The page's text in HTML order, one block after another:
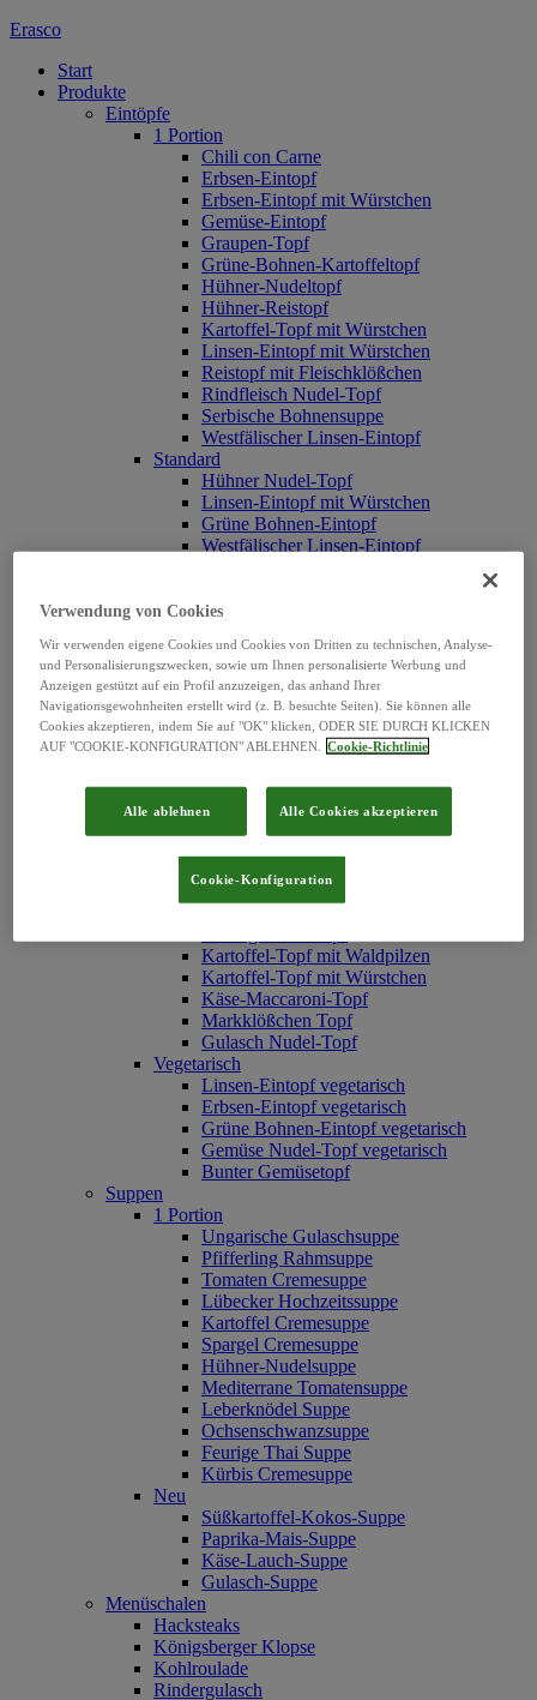
Erasco
Start
Produkte
Eintöpfe
1 Portion
Chili con Carne
Erbsen-Eintopf
Erbsen-Eintopf mit Würstchen
Gemüse-Eintopf
Graupen-Topf
Grüne-Bohnen-Kartoffeltopf
Hühner-Nudeltopf
Hühner-Reistopf
Kartoffel-Topf mit Würstchen
Linsen-Eintopf mit Würstchen
Reistopf mit Fleischklößchen
Rindfleisch Nudel-Topf
Serbische Bohnensuppe
Westfälischer Linsen-Eintopf
Standard
Hühner Nudel-Topf
Linsen-Eintopf mit Würstchen
Grüne Bohnen-Eintopf
Westfälischer Linsen-Eintopf
Serbische Bohnensuppe
Texas-Topf
Rindfleisch Nudel-Topf
Reistopf mit Fleischklößchen
Weiße Bohnen-Eintopf
Graupen-Topf
Linsentopf mit Schweinefleisch
Chinesischer Gemüsetopf
Pichelsteiner Topf
Erbsen-Eintopf mit Fleischbällchen
Kartoffel-Topf mit Waldpilzen
Kartoffel-Topf mit Würstchen
Käse-Maccaroni-Topf
Markklößchen Topf
Gulasch Nudel-Topf
Vegetarisch
Linsen-Eintopf vegetarisch
Erbsen-Eintopf vegetarisch
Grüne Bohnen-Eintopf vegetarisch
Gemüse Nudel-Topf vegetarisch
Bunter Gemüsetopf
Suppen
1 Portion
Ungarische Gulaschsuppe
Pfifferling Rahmsuppe
Tomaten Cremesuppe
Lübecker Hochzeitssuppe
Kartoffel Cremesuppe
Spargel Cremesuppe
Hühner-Nudelsuppe
Mediterrane Tomatensuppe
Leberknödel Suppe
Ochsenschwanzsuppe
Feurige Thai Suppe
Kürbis Cremesuppe
Neu
Süßkartoffel‐Kokos‐Suppe
Paprika‐Mais‐Suppe
Käse‐Lauch‐Suppe
Gulasch‐Suppe
Menüschalen
Hacksteaks
Königsberger Klopse
Kohlroulade
Rindergulasch
Verwendung von Cookies
Wir verwenden eigene Cookies und Cookies von Dritten zu technischen, Analyse-
und Personalisierungszwecken, sowie um Ihnen personalisierte Werbung und
Anzeigen gestützt auf ein Profil anzuzeigen, das anhand Ihrer
Navigationsgewohnheiten erstellt wird (z. B. besuchte Seiten). Sie können alle
Cookies akzeptieren, indem Sie auf "OK" klicken, ODER SIE DURCH KLICKEN
AUF "COOKIE-KONFIGURATION" ABLEHNEN.
Cookie-Richtlinie
Alle ablehnen Alle Cookies akzeptieren
Cookie-Konfiguration